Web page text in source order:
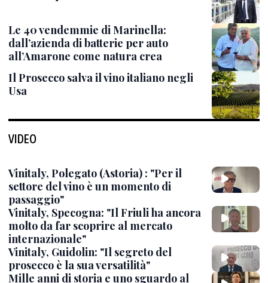
Le 40 vendemmie di Marinella:
dall’azienda di batterie per auto
all’Amarone come natura crea
Il Prosecco salva il vino italiano negli
Usa
VIDEO
Vinitaly, Polegato (Astoria) : "Per il
settore del vino è un momento di
passaggio"
Vinitaly, Specogna: "Il Friuli ha ancora
molto da far scoprire al mercato
internazionale"
Vinitaly, Guidolin: "Il segreto del
prosecco è la sua versatilità"
Mille anni di storia e uno sguardo al